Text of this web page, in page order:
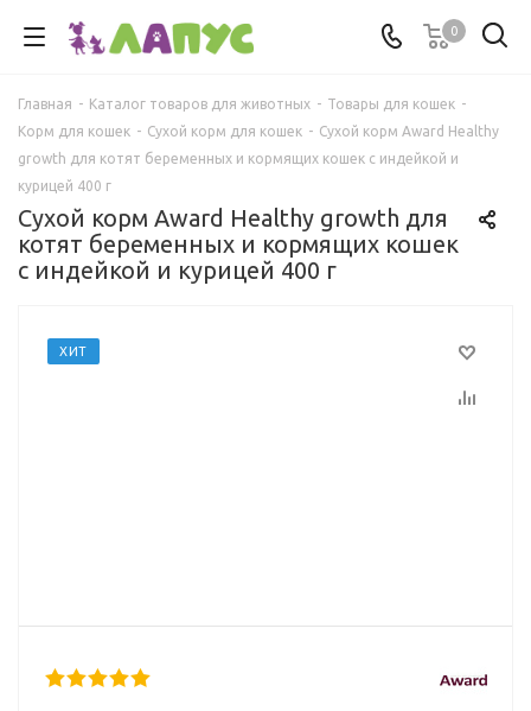
0
Главная - Каталог товаров для животных - Товары для кошек -
Корм для кошек - Сухой корм для кошек - Сухой корм Award Healthy
growth для котят беременных и кормящих кошек с индейкой и
курицей 400 г
Сухой корм Award Healthy growth для
котят беременных и кормящих кошек
с индейкой и курицей 400 г
ХИТ